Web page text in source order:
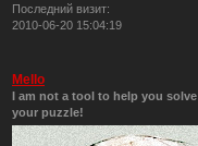
Последний визит:
2010-06-20 15:04:19
Mello
I am not a tool to help you solve
your puzzle!